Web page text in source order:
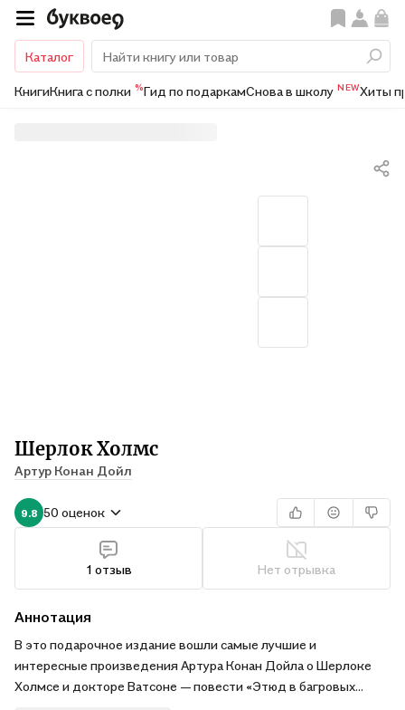
Каталог
КнигиКнига с полки %Гид по подаркамСнова в школу NEWХиты
Шерлок Холмс
Артур Конан Дойл
9.8 50 оценок
1 отзыв Нет отрывка
Аннотация
В это подарочное издание вошли самые лучшие и
интересные произведения Артура Конан Дойла о Шерлоке
Холмсе и докторе Ватсоне — повести «Этюд в багровых